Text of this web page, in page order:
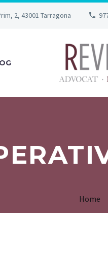
2, 43001 Tarragona
Home